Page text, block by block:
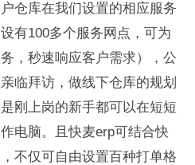
仓库在我们设置的相应服务
有100多个服务网点，可为
，秒速响应客户需求），公
临拜访，做线下仓库的规划
刚上岗的新手都可以在短短
电脑。且快麦erp可结合快
不仅可自由设置百种打单格